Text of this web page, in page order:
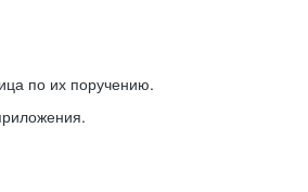
по их поручению.